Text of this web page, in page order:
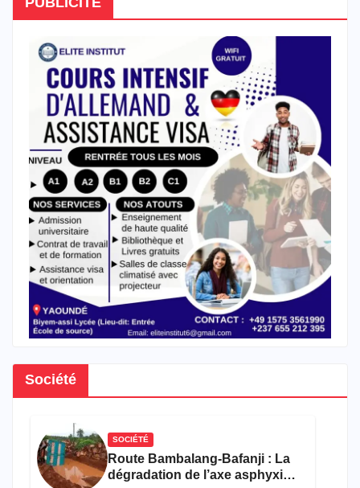
Société
SOCIÉTÉ
Route Bambalang-Bafanji : La
dégradation de l’axe asphyxie